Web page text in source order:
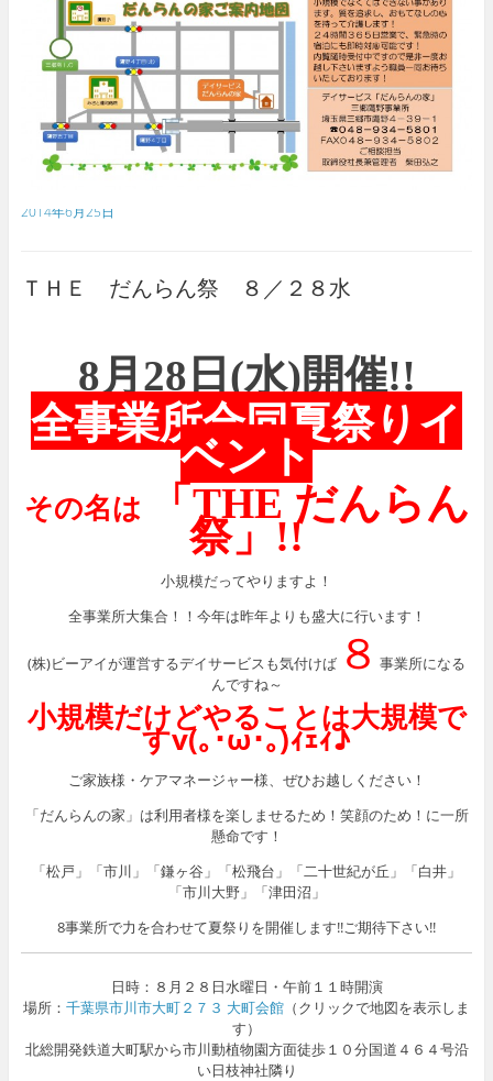
2014年6月25日
ＴＨＥ だんらん祭 ８／２８水
8月28日(水)開催!!
全事業所合同夏祭りイ
ベント
その名は 「THE だんらん
祭」!!
小規模だってやりますよ！
全事業所大集合！！今年は昨年よりも盛大に行います！
(株)ビーアイが運営するデイサービスも気付けば ８ 事業所になる
んですね～
小規模だけどやることは大規模で
すv(｡･ω･｡)ｨｪｨ♪
ご家族様・ケアマネージャー様、ぜひお越しください！
「だんらんの家」は利用者様を楽しませるため！笑顔のため！に一所
懸命です！
「松戸」「市川」「鎌ヶ谷」「松飛台」「二十世紀が丘」「白井」
「市川大野」「津田沼」
8事業所で力を合わせて夏祭りを開催します!!ご期待下さい!!
日時：８月２８日水曜日・午前１１時開演
場所： 千葉県市川市大町２７３ 大町会館 （クリックで地図を表示しま
す）
北総開発鉄道大町駅から市川動植物園方面徒歩１０分国道４６４号沿
い日枝神社隣り